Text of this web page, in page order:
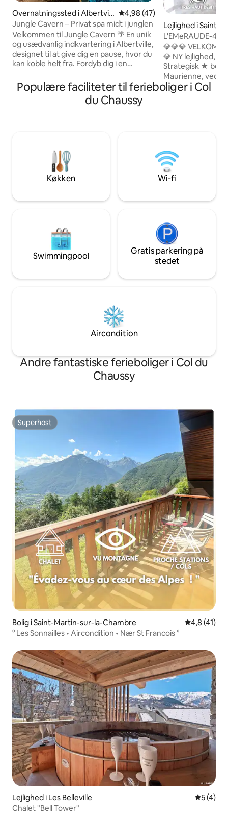
Overnatningssted i Albertvill
e
4,98 ud af 5 i gennemsnitlig
4,98 (47)
Jungle Cavern – Privat spa midt i junglen
Velkommen til Jungle Cavern 🌴 En unik
og usædvanlig indkvartering i Albertville,
designet til at give dig en pause, hvor du
kan koble helt fra. Fordyb dig i en
materialer og en beroligende
atmosfære. Den private spa, der er
tilgængelig til enhver tid, forvandler dit
sover vi ikke: Vi har en oplevelse🌴
Lejlighed i Saint-
urienne
L'EMeRAUDE-
Velo-Jardin
💎💎💎
💎 NY lejlighed, STILLE, op til 4 gæster
Strategisk ★
Maurienne, ved
for skiløbere og
lejlighed til
parkering og
fi/fiber/Netflix ★.
Populære faciliteter til ferieboliger i Col
du Chaussy
Køkken Wi-fi
Swimmingpool
Gratis parkering på
stedet
Aircondition
Andre fantastiske ferieboliger i Col du
Chaussy
Superhost
Superhost
Bolig i Saint-Martin-sur-la-Chambre 4,8 ud af 5
4,8 (41)
° Les Sonnailles • Aircondition • Nær St Francois °
Lejlighed i Les Belleville 5 ud af 5
5 (4)
Chalet "Bell Tower"